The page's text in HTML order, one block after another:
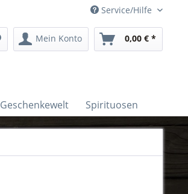
Service/Hilfe
Mein Konto 0,00 € *
Geschenkewelt Spirituosen